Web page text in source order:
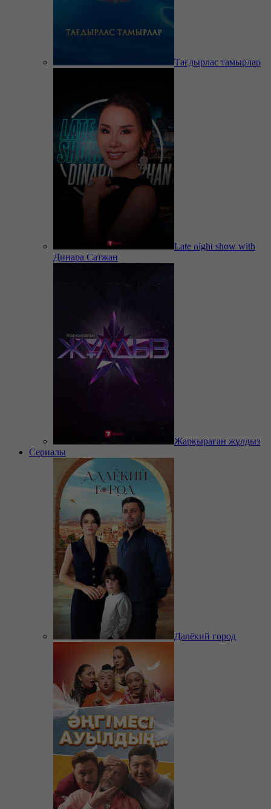
Тағдырлас тамырлар
Late night show with
Динара Сатжан
Жарқыраған жұлдыз
Сериалы
Далёкий город